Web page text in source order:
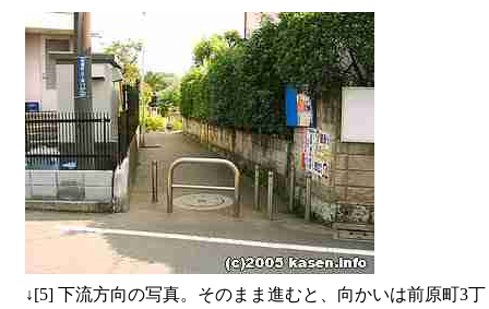
↓[5] 下流方向の写真。そのまま進むと、向かいは前原町3丁